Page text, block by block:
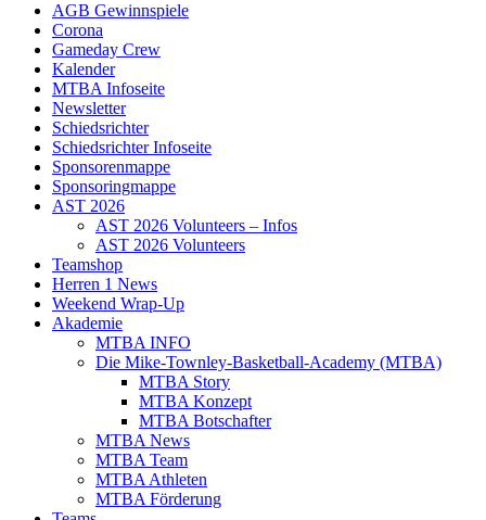
AGB Gewinnspiele
Corona
Gameday Crew
Kalender
MTBA Infoseite
Newsletter
Schiedsrichter
Schiedsrichter Infoseite
Sponsorenmappe
Sponsoringmappe
AST 2026
AST 2026 Volunteers – Infos
AST 2026 Volunteers
Teamshop
Herren 1 News
Weekend Wrap-Up
Akademie
MTBA INFO
Die Mike-Townley-Basketball-Academy (MTBA)
MTBA Story
MTBA Konzept
MTBA Botschafter
MTBA News
MTBA Team
MTBA Athleten
MTBA Förderung